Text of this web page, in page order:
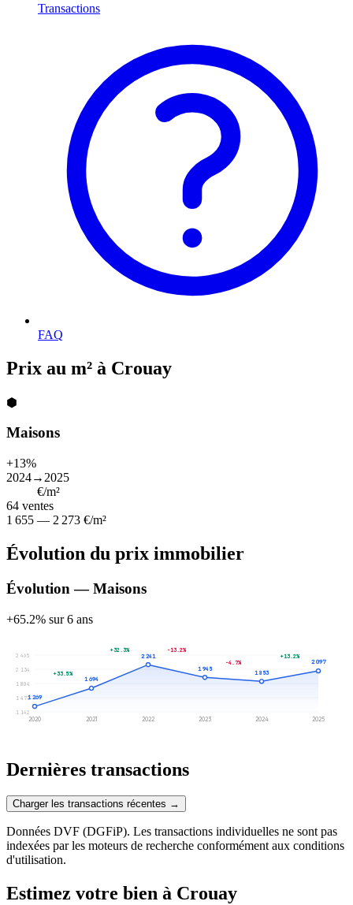
Transactions
FAQ
Prix au m² à Crouay
⬢
Maisons
+13%
2024→2025
€/m²
64 ventes
1 655 — 2 273 €/m²
Évolution du prix immobilier
Évolution — Maisons
+65.2% sur 6 ans
1 142
1 473
1 804
2 134
2 465
1 269
2020
1 694
2021
2 241
2022
1 945
2023
1 853
2024
2 097
2025
+33.5%
+32.3% -13.2%
-4.7%
+13.2%
Dernières transactions
Charger les transactions récentes →
Données DVF (DGFiP). Les transactions individuelles ne sont pas
indexées par les moteurs de recherche conformément aux conditions
d'utilisation.
Estimez votre bien à Crouay